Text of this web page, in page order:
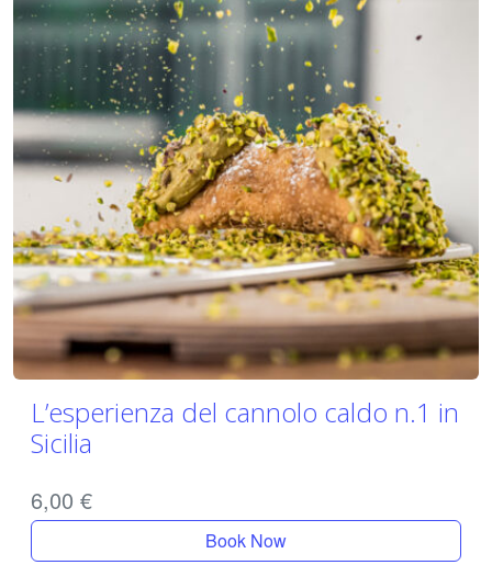
L’esperienza del cannolo caldo n.1 in
Sicilia
6,00 €
Book Now